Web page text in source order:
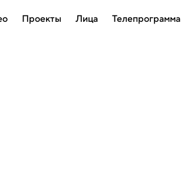
Проекты Лица Телепрограмма